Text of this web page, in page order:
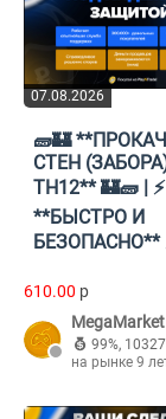
07.08.2026
🧱🏰
СТЕН
TH12** 🏰🧱 | ⚡
**БЫСТРО И
БЕЗОПАСНО**
610.00 p
MegaMarket
99%,
на рынке 9